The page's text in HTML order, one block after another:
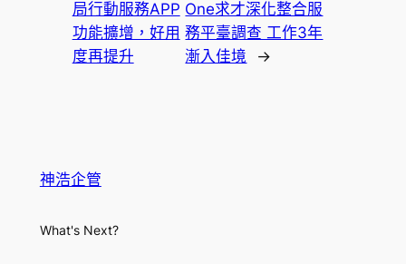
局行動服務APP
功能擴增，好用
度再提升
One求才深化整合服
務平臺調查 工作3年
漸入佳境
→
神浩企管
What's Next?